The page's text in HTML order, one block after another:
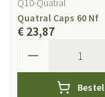
Q10-Quatral
Quatral Caps 60 Nf
€ 23,87
Bestel